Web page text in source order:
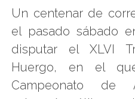
Un centenar de
el pasado sábado
disputar el XLVI
Huergo, en el
Campeonato de